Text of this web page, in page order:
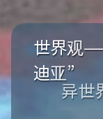
世界观
迪亚”
异世